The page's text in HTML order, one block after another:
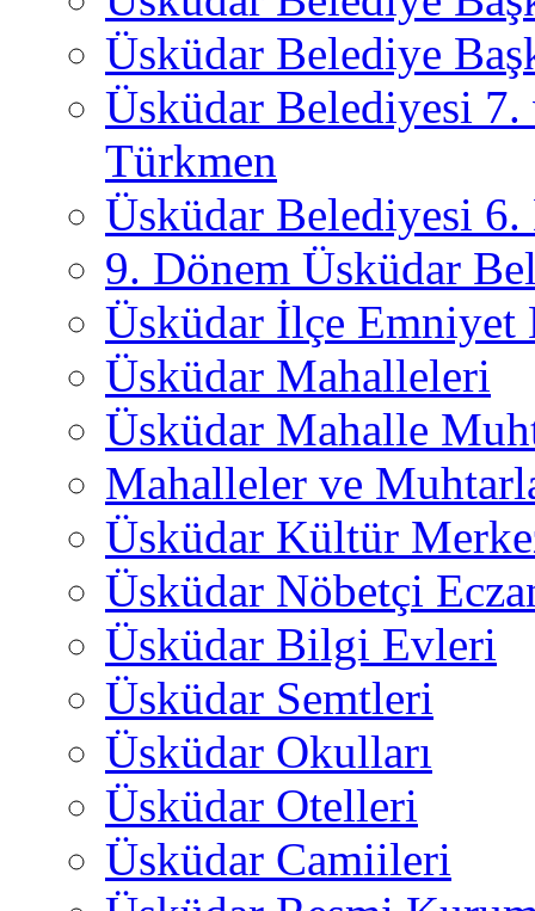
Üsküdar Belediye
Üsküdar Belediyesi
Türkmen
Üsküdar Belediyesi 6.
9. Dönem Üsküdar
Üsküdar İlçe
Üsküdar Mahalleleri
Üsküdar Mahalle
Mahalleler ve
Üsküdar Kültür
Üsküdar Nöbetçi
Üsküdar Bilgi Evleri
Üsküdar Semtleri
Üsküdar Okulları
Üsküdar Otelleri
Üsküdar Camiileri